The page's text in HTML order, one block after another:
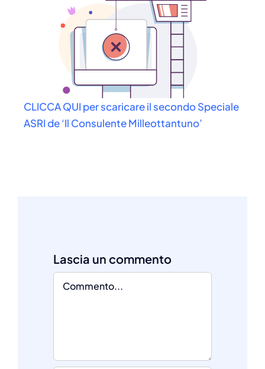
CLICCA QUI per scaricare il secondo Speciale
ASRI de ‘Il Consulente Milleottantuno’
Comment